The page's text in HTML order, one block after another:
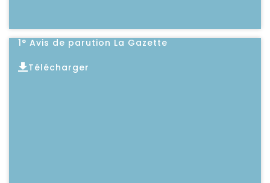
1° Avis de parution La Gazette
Télécharger